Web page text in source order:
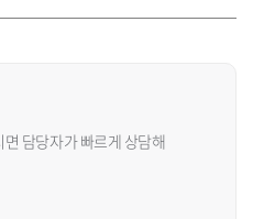
면 담당자가 빠르게 상담해